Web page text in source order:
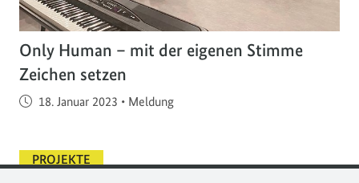
Only Human – mit der eigenen Stimme
Zeichen setzen
Veröffentlicht am
18. Januar 2023 • Meldung
PROJEKTE